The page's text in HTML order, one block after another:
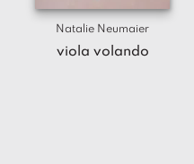
Natalie Neumaier
viola volando